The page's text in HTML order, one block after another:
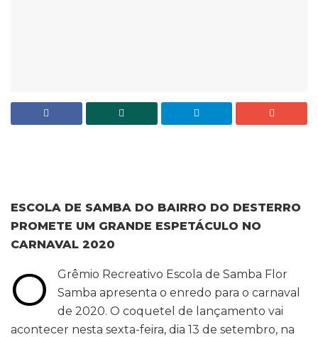
ESCOLA DE SAMBA DO BAIRRO DO DESTERRO
PROMETE UM GRANDE ESPETÁCULO NO
CARNAVAL 2020
O
Grêmio Recreativo Escola de Samba Flor
Samba apresenta o enredo para o carnaval
de 2020. O coquetel de lançamento vai
acontecer nesta sexta-feira, dia 13 de setembro, na